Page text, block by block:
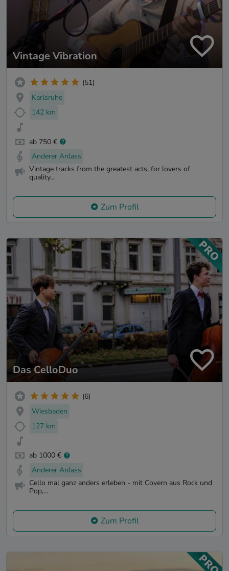
Vintage Vibration
(51)
Karlsruhe
142 km
ab 750 €
Anderer Anlass
Vintage tracks from the greatest acts, for lovers of
quality...
Zum Profil
Das CelloDuo
(6)
Wiesbaden
127 km
ab 1000 €
Anderer Anlass
Cello mal ganz anders erleben - mit Covern aus Rock und
Pop,...
Zum Profil